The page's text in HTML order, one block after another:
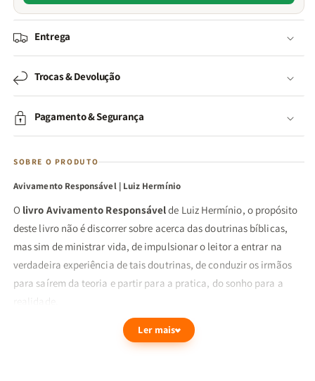
Entrega
Trocas & Devolução
Pagamento & Segurança
SOBRE O PRODUTO
Avivamento Responsável | Luiz Hermínio
O livro Avivamento Responsávelde Luiz Hermínio, o propósito
deste livro não é discorrer sobre acerca das doutrinas bíblicas,
mas sim de ministrar vida, de impulsionar o leitor a entrar na
verdadeira experiência de tais doutrinas, de conduzir os irmãos
para saírem da teoria e partir para a pratica, do sonho para a
realidade.
Este é o primeiro volume da Série Alinhamento e Avivamento, que
visa ministrar verdades profundamente importantes, capazes de
Ler mais